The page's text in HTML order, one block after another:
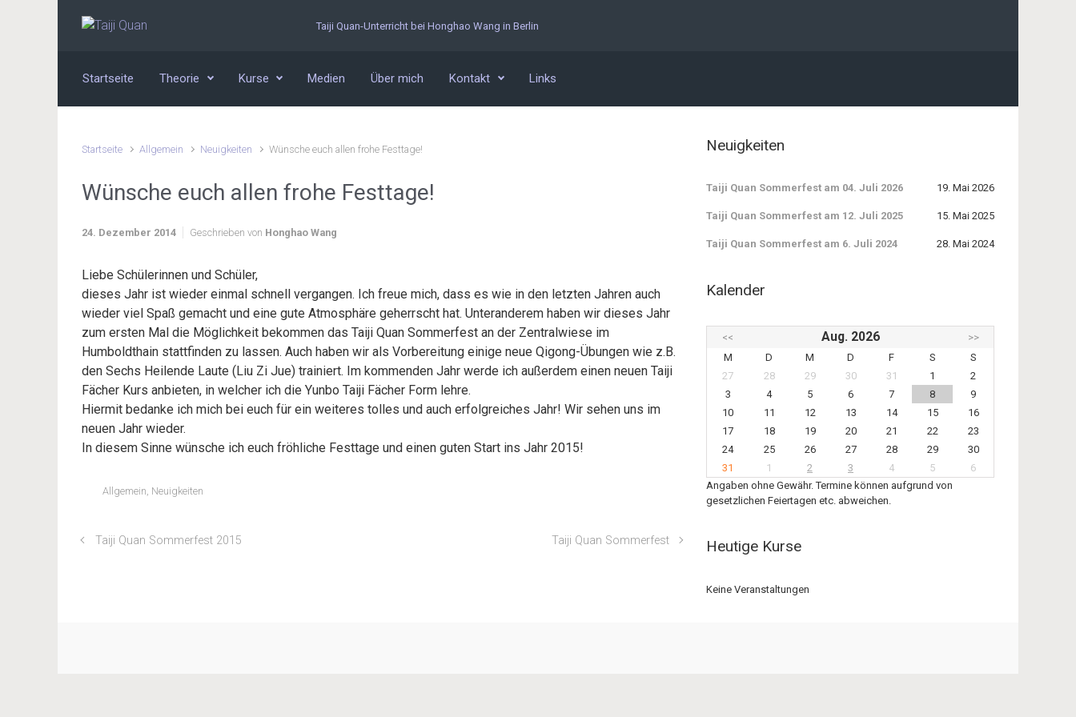
Zum Hauptinhalt springen Taiji Quan-Unterricht bei Honghao Wang in Berlin
Startseite Theorie Kurse Medien Über mich Kontakt Links
Startseite Allgemein Neuigkeiten Wünsche euch allen frohe Festtage!
Wünsche euch allen frohe Festtage!
24. Dezember 2014 Geschrieben von Honghao Wang
Liebe Schülerinnen und Schüler,
dieses Jahr ist wieder einmal schnell vergangen. Ich freue mich, dass es wie in den letzten Jahren auch
wieder viel Spaß gemacht und eine gute Atmosphäre geherrscht hat. Unteranderem haben wir dieses Jahr
zum ersten Mal die Möglichkeit bekommen das Taiji Quan Sommerfest an der Zentralwiese im
Humboldthain stattfinden zu lassen. Auch haben wir als Vorbereitung einige neue Qigong-Übungen wie z.B.
den Sechs Heilende Laute (Liu Zi Jue) trainiert. Im kommenden Jahr werde ich außerdem einen neuen Taiji
Fächer Kurs anbieten, in welcher ich die Yunbo Taiji Fächer Form lehre.
Hiermit bedanke ich mich bei euch für ein weiteres tolles und auch erfolgreiches Jahr! Wir sehen uns im
neuen Jahr wieder.
In diesem Sinne wünsche ich euch fröhliche Festtage und einen guten Start ins Jahr 2015!
Allgemein, Neuigkeiten
Taiji Quan Sommerfest 2015 Taiji Quan Sommerfest
Neuigkeiten
Taiji Quan Sommerfest am 04. Juli 2026 19. Mai 2026
Taiji Quan Sommerfest am 12. Juli 2025 15. Mai 2025
Taiji Quan Sommerfest am 6. Juli 2024 28. Mai 2024
Kalender
<< Aug. 2026
>>
M
D M D F S
S
27
28 29 30 31 1
2
3
4 5 6 7 8
9
10
11 12 13 14 15
16
17
18 19 20 21 22
23
24
25 26 27 28 29
30
31
1 2 3 4 5
6
Angaben ohne Gewähr. Termine können aufgrund von
gesetzlichen Feiertagen etc. abweichen.
Heutige Kurse
Keine Veranstaltungen